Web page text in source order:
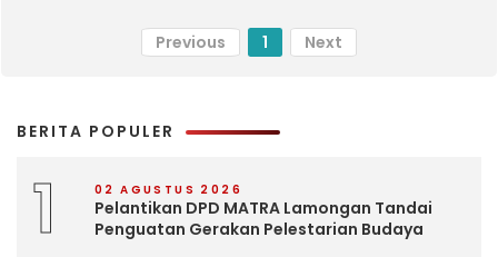
Previous 1 Next
BERITA POPULER
1 02 AGUSTUS 2026
Pelantikan DPD MATRA Lamongan Tandai
Penguatan Gerakan Pelestarian Budaya